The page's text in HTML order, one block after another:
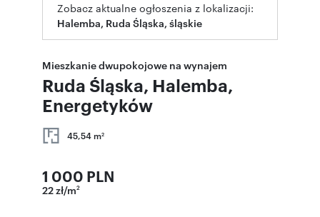
Zobacz aktualne ogłoszenia z lokalizacji:
Halemba, Ruda Śląska, śląskie
Mieszkanie dwupokojowe na wynajem
Ruda Śląska, Halemba,
Energetyków
45,54 m2
1 000 PLN
22 zł/m2